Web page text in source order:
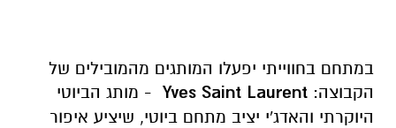
במתחם בחווייתי יפעלו המותגים מהמובילים של
הקבוצה: Yves Saint Laurent - מותג הביוטי
היוקרתי והאדג'י יציב מתחם ביוטי, שיציע איפור